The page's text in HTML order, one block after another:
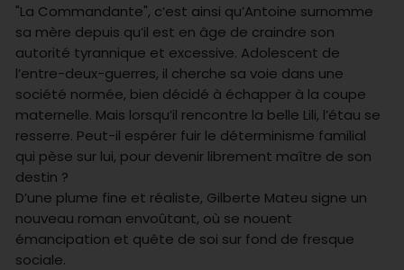
"La Commandante", c’est ainsi qu’Antoine surnomme
sa mère depuis qu’il est en âge de craindre son
autorité tyrannique et excessive. Adolescent de
l’entre-deux-guerres, il cherche sa voie dans une
société normée, bien décidé à échapper à la coupe
maternelle. Mais lorsqu’il rencontre la belle Lili, l’étau se
resserre. Peut-il espérer fuir le déterminisme familial
qui pèse sur lui, pour devenir librement maître de son
destin ?
D’une plume fine et réaliste, Gilberte Mateu signe un
nouveau roman envoûtant, où se nouent
émancipation et quête de soi sur fond de fresque
sociale.